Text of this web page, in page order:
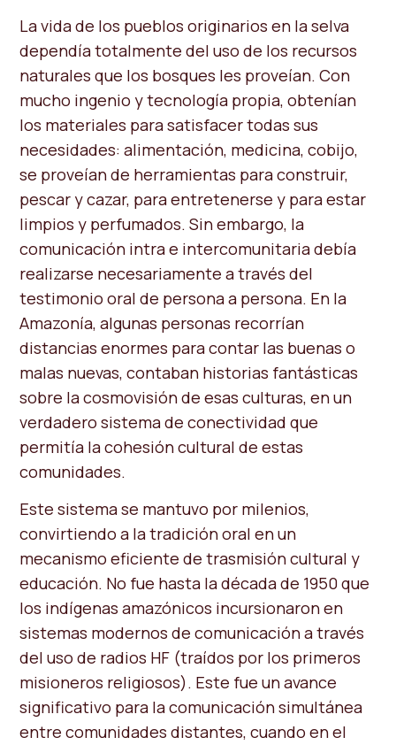
La vida de los pueblos originarios en la selva
dependía totalmente del uso de los recursos
naturales que los bosques les proveían. Con
mucho ingenio y tecnología propia, obtenían
los materiales para satisfacer todas sus
necesidades: alimentación, medicina, cobijo,
se proveían de herramientas para construir,
pescar y cazar, para entretenerse y para estar
limpios y perfumados. Sin embargo, la
comunicación intra e intercomunitaria debía
realizarse necesariamente a través del
testimonio oral de persona a persona. En la
Amazonía, algunas personas recorrían
distancias enormes para contar las buenas o
malas nuevas, contaban historias fantásticas
sobre la cosmovisión de esas culturas, en un
verdadero sistema de conectividad que
permitía la cohesión cultural de estas
comunidades.
Este sistema se mantuvo por milenios,
convirtiendo a la tradición oral en un
mecanismo eficiente de trasmisión cultural y
educación. No fue hasta la década de 1950 que
los indígenas amazónicos incursionaron en
sistemas modernos de comunicación a través
del uso de radios HF (traídos por los primeros
misioneros religiosos). Este fue un avance
significativo para la comunicación simultánea
entre comunidades distantes, cuando en el